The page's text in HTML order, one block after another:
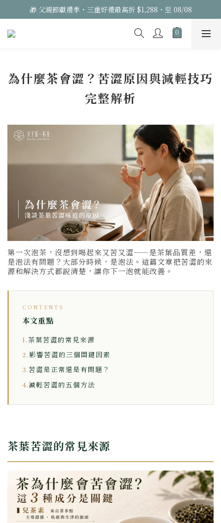
🎁 父親節獻禮季・三重好禮最高折 $1,288・至 08/08
為什麼茶會澀？苦澀原因與減輕技巧
完整解析
第一次泡茶，沒想到喝起來又苦又澀——是茶葉品質差，還
是泡法有問題？大部分時候，是泡法。這篇文章把苦澀的來
源和解決方式都說清楚，讓你下一泡就能改善。
CONTENTS
本文重點
1.茶葉苦澀的常見來源
2.影響苦澀的三個關鍵因素
3.苦澀是正常還是有問題？
4.減輕苦澀的五個方法
茶葉苦澀的常見來源